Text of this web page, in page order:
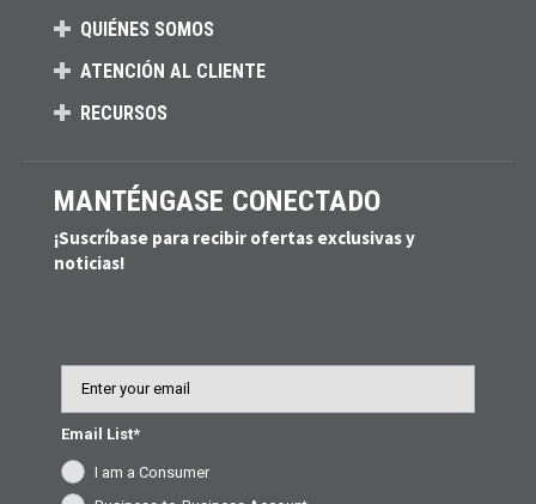
QUIÉNES SOMOS
ATENCIÓN AL CLIENTE
RECURSOS
MANTÉNGASE CONECTADO
¡Suscríbase para recibir ofertas exclusivas y
noticias!
Email List*
I am a Consumer